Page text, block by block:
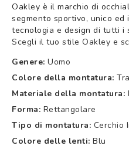
Oakley è il marchio di
segmento sportivo, unico ed
tecnologia e design di tutti i
Scegli il tuo stile Oakley e
Genere: Uomo
Colore della montatura:
Materiale della montatura:
Forma: Rettangolare
Tipo di montatura: Cerchio
Colore delle lenti: Blu